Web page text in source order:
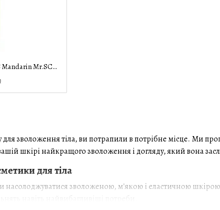
зволоження тіла, ви потрапили в потрібне місце. Ми
шкірі найкращого зволоження і догляду, який вона
для тіла
зволоженою, м'якою і еластичною
Крем-гель для тіла і рук SKIN DELIGHTS Mandarin Mr.SCRUBBER, 150 мл